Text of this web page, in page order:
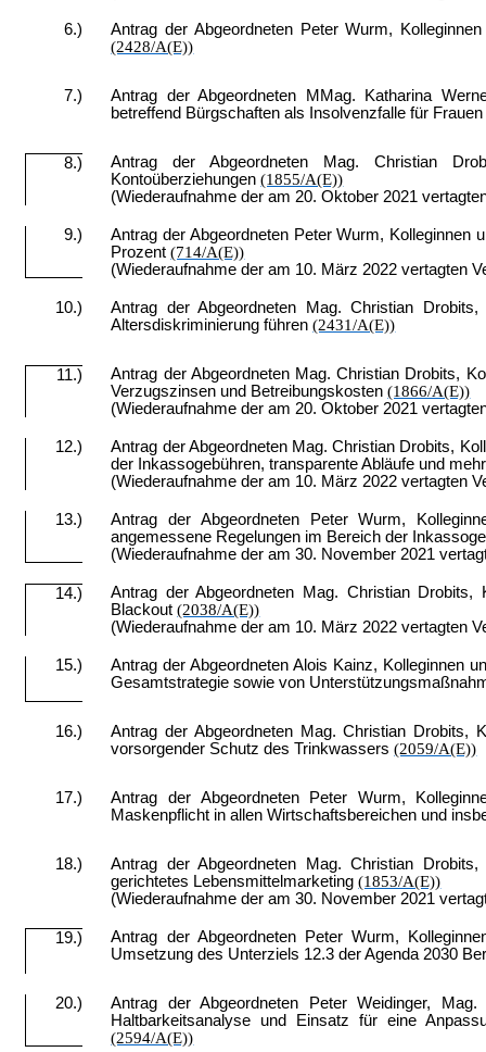
6.)
Antrag der Abgeordneten Peter Wurm,
(2428/A(E))
7.)
Antrag der Abgeordneten MMag. Katharina
betreffend Bürgschaften als Insolvenzfalle für
8.)
Antrag der Abgeordneten Mag. Christian
Kontoüberziehungen(1855/A(E))
(Wiederaufnahme der am 20. Oktober 2021
9.)
Antrag der Abgeordneten Peter Wurm, Kolleginnen
Prozent(714/A(E))
(Wiederaufnahme der am 10. März 2022 vertagten
10.)
Antrag der Abgeordneten Mag. Christian
Altersdiskriminierung führen(2431/A(E))
11.)
Antrag der Abgeordneten Mag. Christian Drobits,
Verzugszinsen und Betreibungskosten(1866/A(E))
(Wiederaufnahme der am 20. Oktober 2021
12.)
Antrag der Abgeordneten Mag. Christian Drobits,
der Inkassogebühren, transparente Abläufe und
(Wiederaufnahme der am 10. März 2022 vertagten
13.)
Antrag der Abgeordneten Peter Wurm,
angemessene Regelungen im Bereich der
(Wiederaufnahme der am 30. November 2021
14.)
Antrag der Abgeordneten Mag. Christian Drobits,
Blackout(2038/A(E))
(Wiederaufnahme der am 10. März 2022 vertagten
15.)
Antrag der Abgeordneten Alois Kainz, Kolleginnen
Gesamtstrategie sowie von
16.)
Antrag der Abgeordneten Mag. Christian Drobits,
vorsorgender Schutz des Trinkwassers(2059/A(E))
17.)
Antrag der Abgeordneten Peter Wurm,
Maskenpflicht in allen Wirtschaftsbereichen und
18.)
Antrag der Abgeordneten Mag. Christian
gerichtetes Lebensmittelmarketing(1853/A(E))
(Wiederaufnahme der am 30. November 2021
19.)
Antrag der Abgeordneten Peter Wurm,
Umsetzung des Unterziels 12.3 der Agenda 2030
20.)
Antrag der Abgeordneten Peter Weidinger,
Haltbarkeitsanalyse und Einsatz für eine
(2594/A(E))